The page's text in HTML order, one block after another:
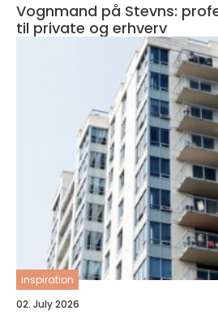
Vognmand på Stevns:
til private og erhverv
inspiration
02. July 2026